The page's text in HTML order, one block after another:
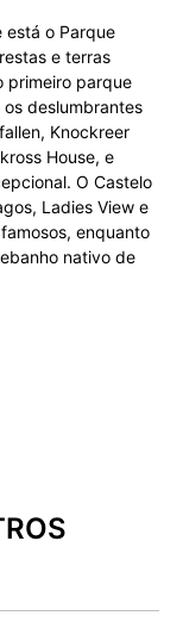
está o Parque
e terras
primeiro parque
deslumbrantes
Knockreer
House, e
O Castelo
Ladies View e
enquanto
nativo de